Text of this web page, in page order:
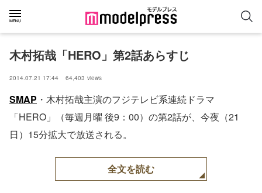
木村拓哉「HERO」第2話あらすじ
2014.07.21 17:44 64,403 views
SMAP ・木村拓哉主演のフジテレビ系連続ドラマ
「HERO」（毎週月曜 後9：00）の第2話が、今夜（21
日）15分拡大で放送される。
全文を読む